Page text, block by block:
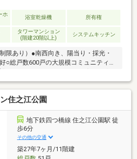
・浴室鏡新調ペット飼育可！キッズル
ームなど共用施設もあり。住宅ローン
な方も、どうぞお気軽にご相談くださ
ホ
浴室乾燥機 所有権
タワーマンション
(階建20階以上)
システムキッチン
限あり）●南西向き、陽当り・採光・
○総戸数600戸の大規模コミュニティ●
ティールーム、シアターホール＆スタ
ルーム、キッズルーム、ホビールー
、要予約及び有料）○全居室6帖以上を
の3LDK●豊富な収納スペース○LDと一
室を設置、家事スペースや客間として
けます●始発駅（コスモスクエア駅）
通勤・通学にも便利な立地○海の見える
イドコスモへ徒歩3分（約240ｍ）緑と
たストレスフリーの住空間
住之江公園
地下鉄四つ橋線 住之江公園駅 徒
歩6分
その他の交通
築27年7ヶ月/11階建